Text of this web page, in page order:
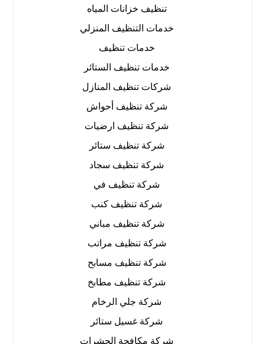
تنظيف خزانات المياه
خدمات التنظيف المنزلي
خدمات تنظيف
خدمات تنظيف الستائر
شركات تنظيف المنازل
شركة تنظيف أحواش
شركة تنظيف ارضيات
شركة تنظيف ستائر
شركة تنظيف سجاد
شركة تنظيف في
شركة تنظيف كنب
شركة تنظيف مباني
شركة تنظيف مراتب
شركة تنظيف مسابح
شركة تنظيف مطابخ
شركة جلي الرخام
شركة غسيل ستائر
شركة مكافحة الحشرات